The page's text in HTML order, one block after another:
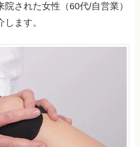
された女性（60代/自営業）
ます。